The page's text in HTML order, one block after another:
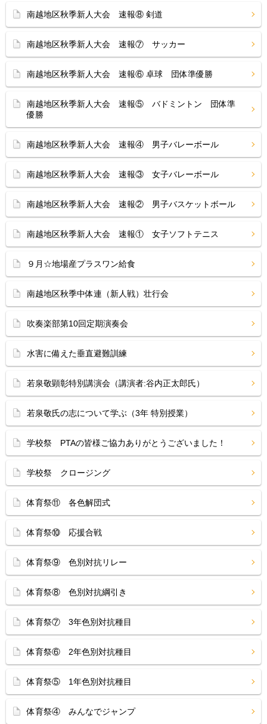
南越地区秋季新人大会 速報⑧ 剣道
南越地区秋季新人大会 速報⑦ サッカー
南越地区秋季新人大会 速報⑥ 卓球 団体準優勝
南越地区秋季新人大会 速報⑤ バドミントン 団体準
優勝
南越地区秋季新人大会 速報④ 男子バレーボール
南越地区秋季新人大会 速報③ 女子バレーボール
南越地区秋季新人大会 速報② 男子バスケットボール
南越地区秋季新人大会 速報① 女子ソフトテニス
９月☆地場産プラスワン給食
南越地区秋季中体連（新人戦）壮行会
吹奏楽部第10回定期演奏会
水害に備えた垂直避難訓練
若泉敬顕彰特別講演会（講演者:谷内正太郎氏）
若泉敬氏の志について学ぶ（3年 特別授業）
学校祭 PTAの皆様ご協力ありがとうございました！
学校祭 クロージング
体育祭⑪ 各色解団式
体育祭⑩ 応援合戦
体育祭⑨ 色別対抗リレー
体育祭⑧ 色別対抗綱引き
体育祭⑦ 3年色別対抗種目
体育祭⑥ 2年色別対抗種目
体育祭⑤ 1年色別対抗種目
体育祭④ みんなでジャンプ